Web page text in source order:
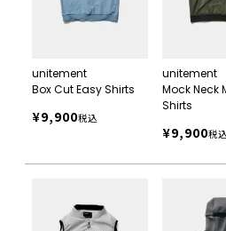
unitement
Box Cut Easy Shirts
¥9,900税込
unitement
Mock Neck
Shirts
¥9,900税込